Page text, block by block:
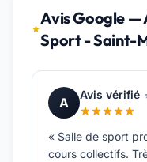
Avis Google —
Sport - Saint-
A
Avis vérifié
« Salle de sport
cours collectifs.